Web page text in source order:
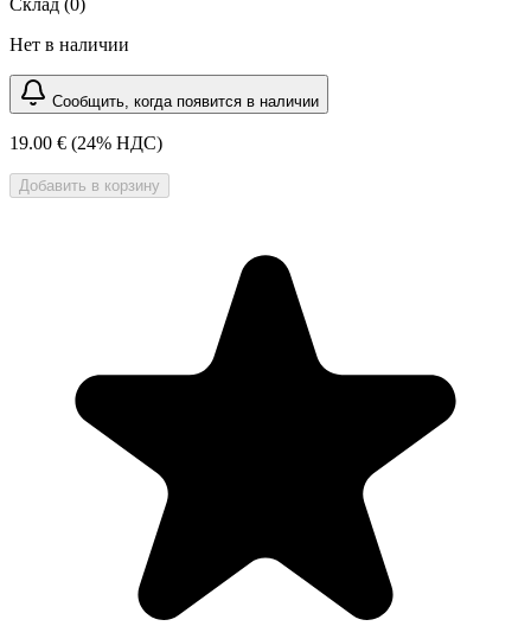
Нет в наличии
Сообщить, когда появится в наличии
19.00 € (24% НДС)
Добавить в корзину